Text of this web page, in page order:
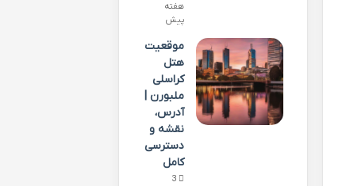
هفته
پیش
موقعیت
هتل
کراسلی
ملبورن |
آدرس،
نقشه و
دسترسی
کامل
3